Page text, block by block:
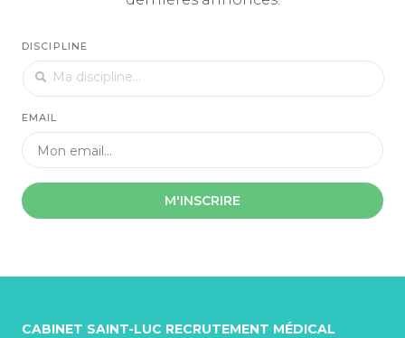
DISCIPLINE
EMAIL
M'INSCRIRE
CABINET SAINT-LUC RECRUTEMENT MÉDICAL